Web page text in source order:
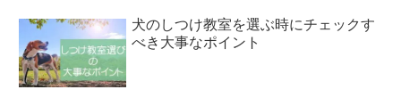
犬のしつけ教室を選ぶ時にチェックす
べき大事なポイント